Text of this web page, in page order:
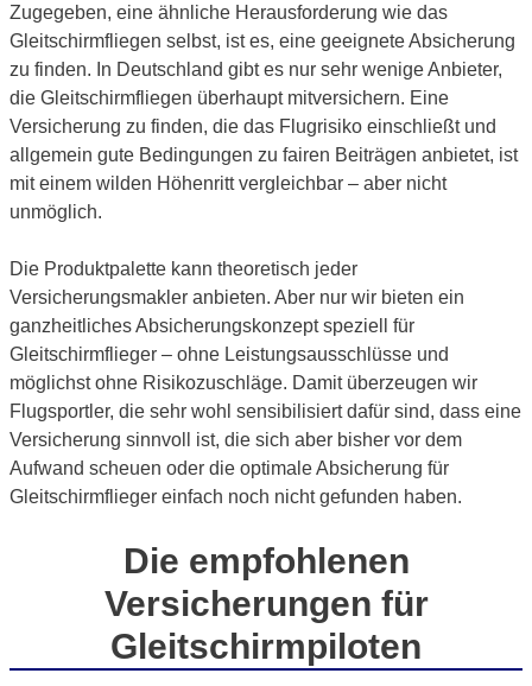
Zugegeben, eine ähnliche Herausforderung wie das
Gleitschirmfliegen selbst, ist es, eine geeignete Absicherung
zu finden. In Deutschland gibt es nur sehr wenige Anbieter,
die Gleitschirmfliegen überhaupt mitversichern. Eine
Versicherung zu finden, die das Flugrisiko einschließt und
allgemein gute Bedingungen zu fairen Beiträgen anbietet, ist
mit einem wilden Höhenritt vergleichbar – aber nicht
unmöglich.
Die Produktpalette kann theoretisch jeder
Versicherungsmakler anbieten. Aber nur wir bieten ein
ganzheitliches Absicherungskonzept speziell für
Gleitschirmflieger – ohne Leistungsausschlüsse und
möglichst ohne Risikozuschläge. Damit überzeugen wir
Flugsportler, die sehr wohl sensibilisiert dafür sind, dass eine
Versicherung sinnvoll ist, die sich aber bisher vor dem
Aufwand scheuen oder die optimale Absicherung für
Gleitschirmflieger einfach noch nicht gefunden haben.
Die empfohlenen
Versicherungen für
Gleitschirmpiloten